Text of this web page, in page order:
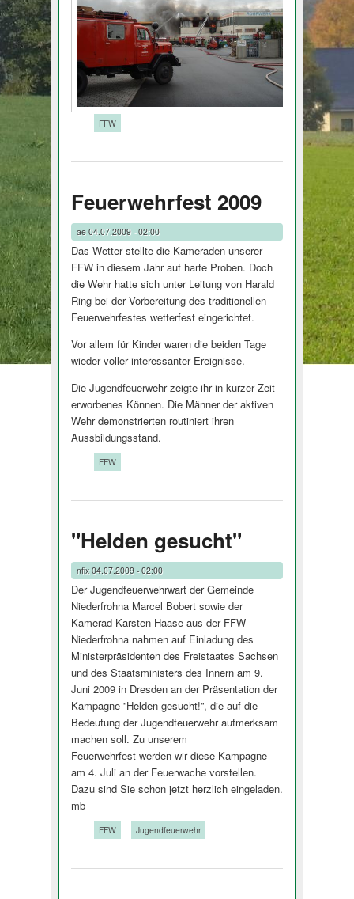
FFW
Feuerwehrfest 2009
ae04.07.2009 - 02:00
Das Wetter stellte die Kameraden unserer
FFW in diesem Jahr auf harte Proben. Doch
die Wehr hatte sich unter Leitung von Harald
Ring bei der Vorbereitung des traditionellen
Feuerwehrfestes wetterfest eingerichtet.
Vor allem für Kinder waren die beiden Tage
wieder voller interessanter Ereignisse.
Die Jugendfeuerwehr zeigte ihr in kurzer Zeit
erworbenes Können. Die Männer der aktiven
Wehr demonstrierten routiniert ihren
Aussbildungsstand.
FFW
"Helden gesucht"
nfix04.07.2009 - 02:00
Der Jugendfeuerwehrwart der Gemeinde
Niederfrohna Marcel Bobert sowie der
Kamerad Karsten Haase aus der FFW
Niederfrohna nahmen auf Einladung des
Ministerpräsidenten des Freistaates Sachsen
und des Staatsministers des Innern am 9.
Juni 2009 in Dresden an der Präsentation der
Kampagne ”Helden gesucht!”, die auf die
Bedeutung der Jugendfeuerwehr aufmerksam
machen soll. Zu unserem
Feuerwehrfest werden wir diese Kampagne
am 4. Juli an der Feuerwache vorstellen.
Dazu sind Sie schon jetzt herzlich eingeladen.
mb
FFW Jugendfeuerwehr